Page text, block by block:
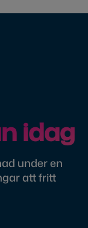
idag
under en
att fritt